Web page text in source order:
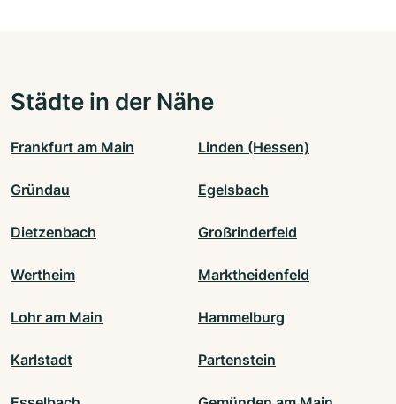
Städte in der Nähe
Frankfurt am Main Linden (Hessen)
Gründau Egelsbach
Dietzenbach Großrinderfeld
Wertheim Marktheidenfeld
Lohr am Main Hammelburg
Karlstadt Partenstein